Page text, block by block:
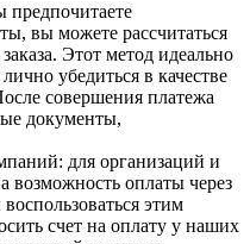
предпочитаете
вы можете рассчитаться
Этот метод идеально
убедиться в качестве
совершения платежа
документы,
: для организаций и
возможность оплаты через
этим
счет на оплату у наших